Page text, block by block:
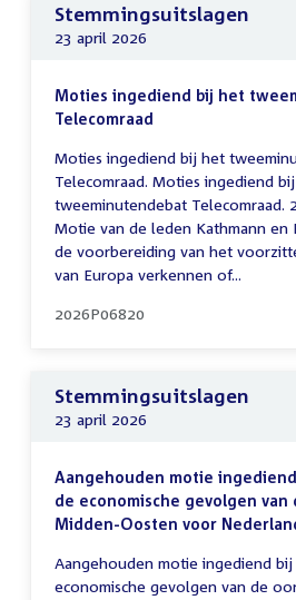
Stemmingsuitslagen
23 april 2026
Moties ingediend bij het
Telecomraad
Moties ingediend bij het
Telecomraad. Moties ingediend
tweeminutendebat Telecomraad.
Motie van de leden Kathmann en
de voorbereiding van het
van Europa verkennen of...
2026P06820
Stemmingsuitslagen
23 april 2026
Aangehouden motie
de economische gevolgen
Midden-Oosten voor
Aangehouden motie ingediend
economische gevolgen van de